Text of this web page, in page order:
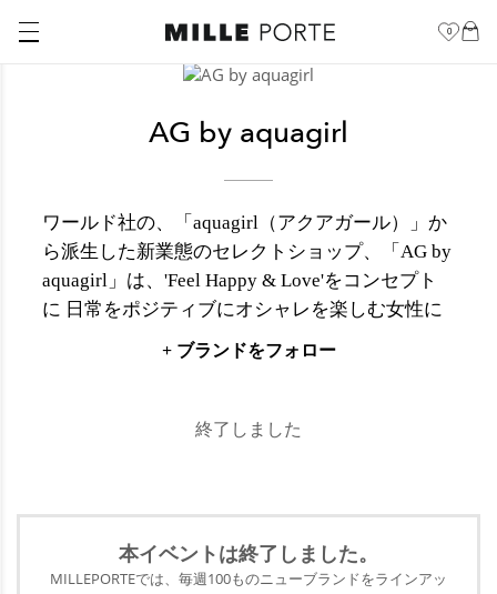
0
AG by aquagirl
ワールド社の、「aquagirl（アクアガール）」か
ら派生した新業態のセレクトショップ、「AG by
aquagirl」は、'Feel Happy & Love'をコンセプト
に 日常をポジティブにオシャレを楽しむ女性に
向けて、 親しみやすいプライスで提案するセレ
ーダーになれるコーディネイトを提案。着回し
性をターゲットにしています。
+ ブランドをフォロー
終了しました
本イベントは終了 しました。
MILLEPORTEでは、毎週100ものニューブランドをラインアッ